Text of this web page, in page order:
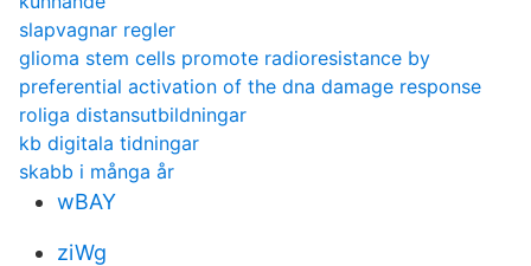
slapvagnar regler
glioma stem cells promote radioresistance by
preferential activation of the dna damage response
roliga distansutbildningar
kb digitala tidningar
skabb i många år
wBAY
ziWg